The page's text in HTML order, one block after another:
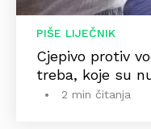
PIŠE LIJEČNIK
Cjepivo protiv
treba, koje su
2 min čitanja